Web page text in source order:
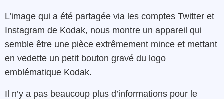
L’image qui a été partagée via les comptes Twitter et
Instagram de Kodak, nous montre un appareil qui
semble être une pièce extrêmement mince et mettant
en vedette un petit bouton gravé du logo
emblématique Kodak.
Il n’y a pas beaucoup plus d’informations pour le